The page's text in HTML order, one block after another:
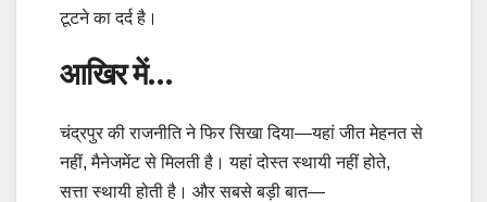
टूटने का दर्द है।
आखिर में…
चंद्रपुर की राजनीति ने फिर सिखा दिया—यहां जीत मेहनत से
नहीं, मैनेजमेंट से मिलती है। यहां दोस्त स्थायी नहीं होते,
सत्ता स्थायी होती है। और सबसे बड़ी बात—